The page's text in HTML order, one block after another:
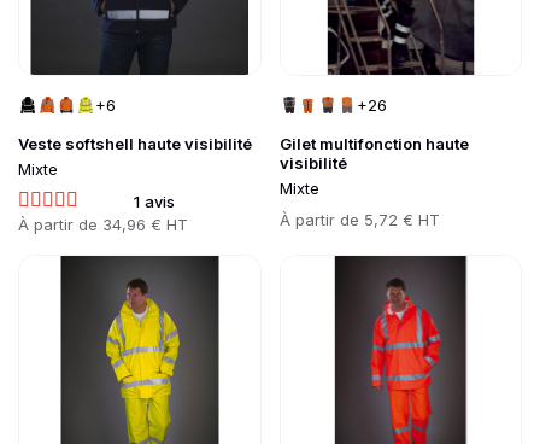
Veste softshell haute visibilité
Mixte
1 avis
Prix
À partir de 34,96 € HT
+6
Gilet multifonction haute
visibilité
Mixte
Prix
À partir de 5,72 € HT
+26